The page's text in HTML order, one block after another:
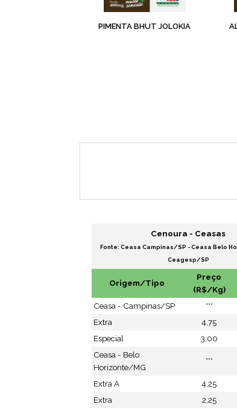
PIMENTA BHUT JOLOKIA
Cenoura - Ceasas
Fonte: Ceasa Campinas/SP - Ceasa Belo
Ceagesp/SP
Origem/Tipo
Preço
(R$/Kg)
Ceasa - Campinas/SP
***
Extra
4,75
Especial
3,00
Ceasa - Belo
Horizonte/MG
***
Extra A 4,25
Extra
2,25